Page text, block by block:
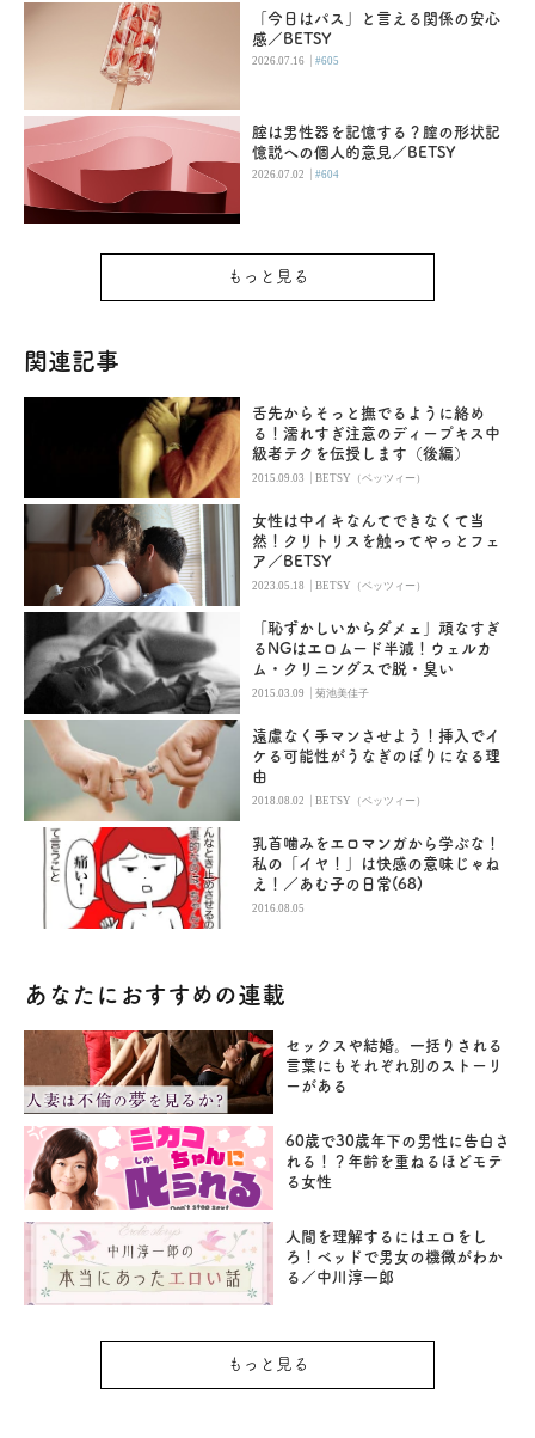
「今日はパス」と言える関係の安心
感／BETSY
2026.07.16 |#605
腟は男性器を記憶する？膣の形状記
憶説への個人的意見／BETSY
2026.07.02 |#604
もっと見る
関連記事
舌先からそっと撫でるように絡め
る！濡れすぎ注意のディープキス中
級者テクを伝授します（後編）
2015.09.03 |BETSY（ベッツィー）
女性は中イキなんてできなくて当
然！クリトリスを触ってやっとフェ
ア／BETSY
2023.05.18 |BETSY（ベッツィー）
「恥ずかしいからダメェ」頑なすぎ
るNGはエロムード半減！ウェルカ
ム・クリニングスで脱・臭い
2015.03.09 |菊池美佳子
遠慮なく手マンさせよう！挿入でイ
ケる可能性がうなぎのぼりになる理
由
2018.08.02 |BETSY（ベッツィー）
乳首噛みをエロマンガから学ぶな！
私の「イヤ！」は快感の意味じゃね
え！／あむ子の日常(68)
2016.08.05
あなたにおすすめの連載
セックスや結婚。一括りされる
言葉にもそれぞれ別のストーリ
ーがある
60歳で30歳年下の男性に告白さ
れる！？年齢を重ねるほどモテ
る女性
人間を理解するにはエロをし
ろ！ベッドで男女の機微がわか
る／中川淳一郎
もっと見る